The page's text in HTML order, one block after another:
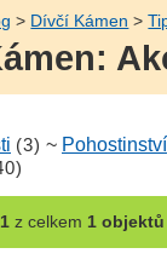
> Dívčí Kámen >
(3) ~ Pohostinství
1z celkem 1 objektů